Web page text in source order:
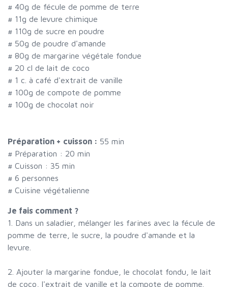
# 40g de fécule de pomme de terre
# 11g de levure chimique
# 110g de sucre en poudre
# 50g de poudre d'amande
# 80g de margarine végétale fondue
# 20 cl de lait de coco
# 1 c. à café d'extrait de vanille
# 100g de compote de pomme
# 100g de chocolat noir
Préparation + cuisson : 55 min
# Préparation : 20 min
# Cuisson : 35 min
# 6 personnes
# Cuisine végétalienne
Je fais comment ?
1. Dans un saladier, mélanger les farines avec la fécule de
pomme de terre, le sucre, la poudre d'amande et la
levure.
2. Ajouter la margarine fondue, le chocolat fondu, le lait
de coco, l'extrait de vanille et la compote de pomme.